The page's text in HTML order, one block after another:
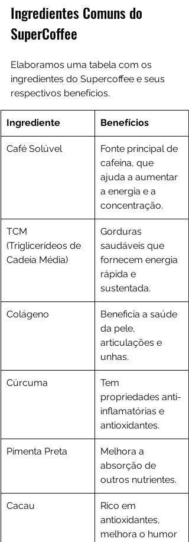
Ingredientes Comuns do
SuperCoffee
Elaboramos uma tabela com os
ingredientes do Supercoffee e seus
respectivos benefícios.
Ingrediente Benefícios
Café Solúvel
Fonte principal de
cafeína, que
ajuda a aumentar
a energia e a
concentração.
TCM
(Triglicerídeos de
Cadeia Média)
Gorduras
saudáveis que
fornecem energia
rápida e
sustentada.
Colágeno
Beneficia a saúde
da pele,
articulações e
unhas.
Cúrcuma
Tem
propriedades anti-
inflamatórias e
antioxidantes.
Pimenta Preta
Melhora a
absorção de
outros nutrientes.
Cacau
Rico em
antioxidantes,
melhora o humor